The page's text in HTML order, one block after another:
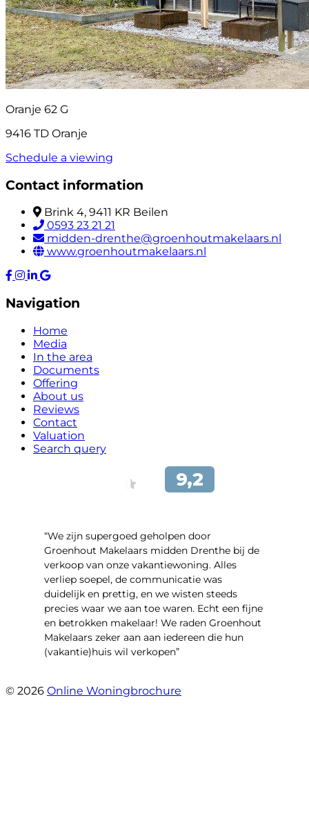
Oranje 62 G
9416 TD Oranje
Schedule a viewing
Contact information
Brink 4, 9411 KR Beilen
0593 23 21 21
midden-drenthe@groenhoutmakelaars.nl
www.groenhoutmakelaars.nl
Navigation
Home
Media
In the area
Documents
Offering
About us
Reviews
Contact
Valuation
Search query
“We zijn supergoed geholpen door
Groenhout Makelaars midden Drenthe bij de
verkoop van onze vakantiewoning. Alles
verliep soepel, de communicatie was
duidelijk en prettig, en we wisten steeds
precies waar we aan toe waren. Echt een fijne
en betrokken makelaar! We raden Groenhout
Makelaars zeker aan aan iedereen die hun
(vakantie)huis wil verkopen”
© 2026 Online Woningbrochure